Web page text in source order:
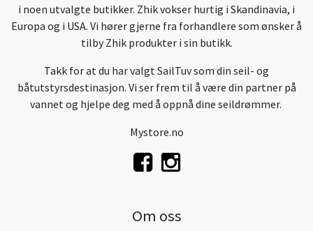
i noen utvalgte butikker. Zhik vokser hurtig i Skandinavia, i
Europa og i USA. Vi hører gjerne fra forhandlere som ønsker å
tilby Zhik produkter i sin butikk.
Takk for at du har valgt SailTuv som din seil- og
båtutstyrsdestinasjon. Vi ser frem til å være din partner på
vannet og hjelpe deg med å oppnå dine seildrømmer.
Mystore.no
Om oss